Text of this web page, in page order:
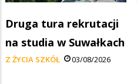
Druga tura rekrutacji
na studia w Suwałkach
Z ŻYCIA SZKÓŁ 03/08/2026